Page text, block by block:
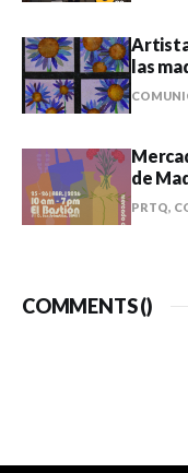
las
de
PRTQ,
COMMENTS ()